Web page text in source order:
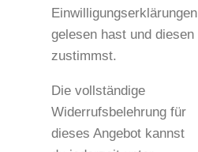
Einwilligungserklärungen
gelesen hast und diesen
zustimmst.
Die vollständige
Widerrufsbelehrung für
dieses Angebot kannst